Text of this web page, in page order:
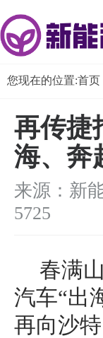
您现在的位置:首页
再传捷
海、奔
来源：新
5725
春满
汽车“出
再向沙特